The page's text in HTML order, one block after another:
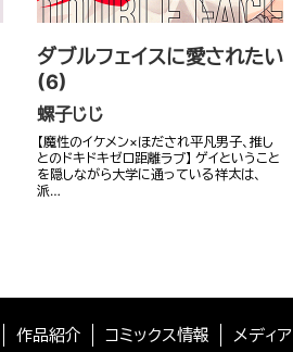
ダブルフェイスに愛されたい
(6)
螺子じじ
【魔性のイケメン×ほだされ平凡男子、推し
とのドキドキゼロ距離ラブ】 ゲイということ
を隠しながら大学に通っている祥太は、
派…
作品紹介 コミックス情報 メディア